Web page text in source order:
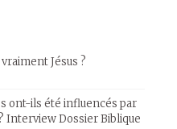
Jésus ?
ont-ils été influencés par
Interview Dossier Biblique